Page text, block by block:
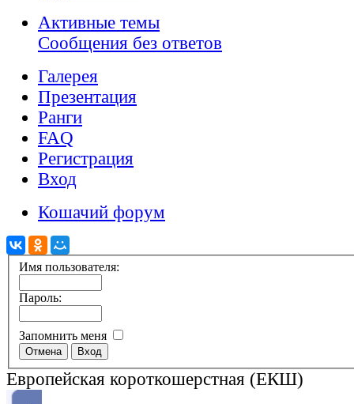
Активные темы
Сообщения без ответов
Галерея
Презентация
Ранги
FAQ
Регистрация
Вход
Кошачий форум
Имя пользователя:
Пароль:
Запомнить меня
Европейская короткошерстная (ЕКШ)